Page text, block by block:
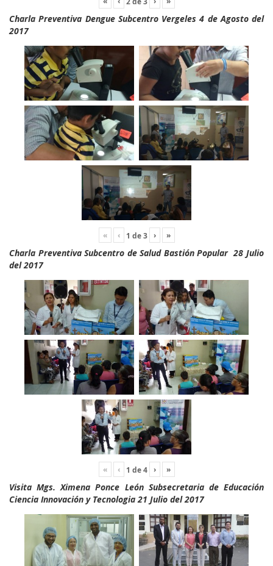
Charla Preventiva Dengue Subcentro Vergeles 4 de Agosto del
2017
« ‹ 1 de3 › »
Charla Preventiva Subcentro de Salud Bastión Popular 28 Julio
del 2017
« ‹ 1 de4 › »
Visita Mgs. Ximena Ponce León Subsecretaria de Educación
Ciencia Innovación y Tecnologia 21 Julio del 2017